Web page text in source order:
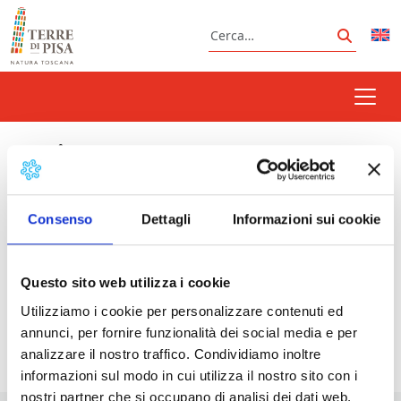
Consenso Dettagli Informazioni sui cookie
Questo sito web utilizza i cookie
Utilizziamo i cookie per personalizzare contenuti ed
annunci, per fornire funzionalità dei social media e per
analizzare il nostro traffico. Condividiamo inoltre
informazioni sul modo in cui utilizza il nostro sito con i
nostri partner che si occupano di analisi dei dati web,
Vai al contenuto
Cerca
Cerca
Cecina.
Il treno del sale: treno a vapore alla scoperta
della Salina di Volterra- 01/11/2026 - 9:30 - 18:00